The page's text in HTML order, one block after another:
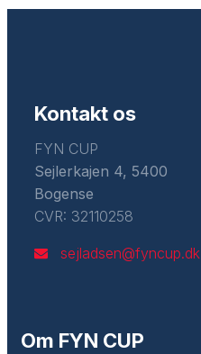
Om FYN CUP
Kontakt os
FYN CUP
Sejlerkajen 4, 5400
Bogense
CVR: 32110258
sejladsen@fyncup.dk